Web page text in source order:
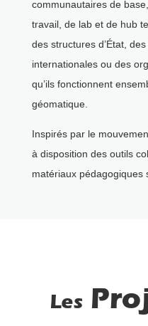
communautaires de
travail, de lab et de hub
des structures d’État,
internationales ou des
qu’ils fonctionnent
géomatique.
Inspirés par le
à disposition des outils
matériaux pédagogiques
Les